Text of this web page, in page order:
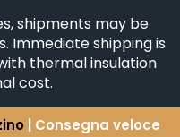
shipments may be
Immediate shipping is
thermal insulation
cost.
| Consegna veloce
+33(0)345812020